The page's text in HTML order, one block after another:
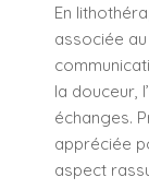
En
associée
la douceur,
échanges.
appréciée
aspect